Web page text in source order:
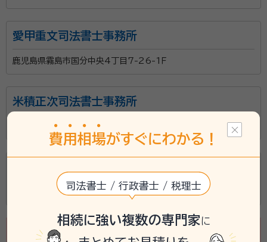
愛甲重文司法書士事務所
鹿児島県霧島市国分中央4丁目7-26-1Ｆ
米積正次司法書士事務所
鹿児島県薩摩郡さつま町轟町2-9
鹿児島県鹿児島市真砂町３０番１２号
費用 相場がすぐにわかる！
司法書士 / 行政書士 / 税理士
相続に強い複数の専門家に